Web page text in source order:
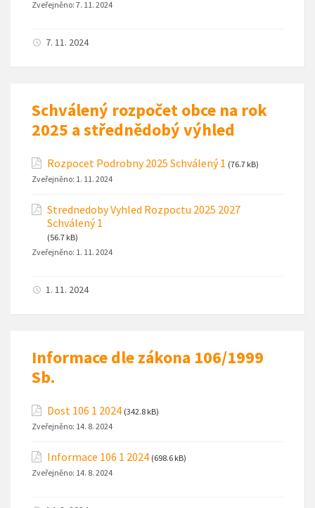
Zveřejněno: 7. 11. 2024
7. 11. 2024
Schválený rozpočet obce na rok
2025 a střednědobý výhled
Rozpocet Podrobny 2025 Schválený 1 (76.7 kB)
Zveřejněno: 1. 11. 2024
Strednedoby Vyhled Rozpoctu 2025 2027
Schválený 1
(56.7 kB)
Zveřejněno: 1. 11. 2024
1. 11. 2024
Informace dle zákona 106/1999
Sb.
Dost 106 1 2024 (342.8 kB)
Zveřejněno: 14. 8. 2024
Informace 106 1 2024 (698.6 kB)
Zveřejněno: 14. 8. 2024